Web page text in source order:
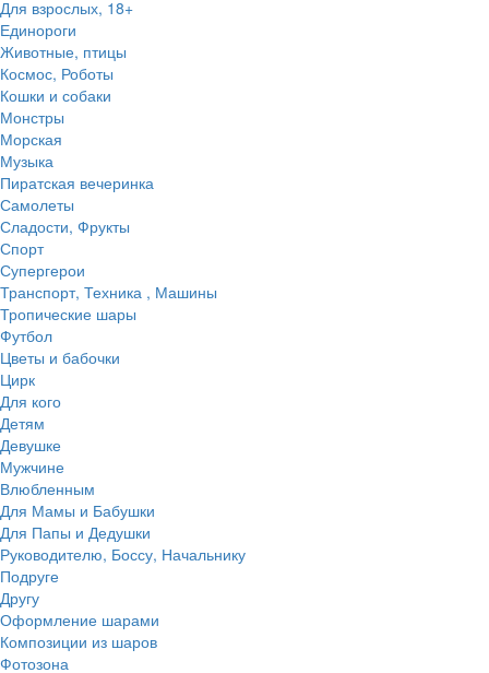
Для взрослых, 18+
Единороги
Животные, птицы
Космос, Роботы
Кошки и собаки
Монстры
Морская
Музыка
Пиратская вечеринка
Самолеты
Сладости, Фрукты
Спорт
Супергерои
Транспорт, Техника , Машины
Тропические шары
Футбол
Цветы и бабочки
Цирк
Для кого
Детям
Девушке
Мужчине
Влюбленным
Для Мамы и Бабушки
Для Папы и Дедушки
Руководителю, Боссу, Начальнику
Подруге
Другу
Оформление шарами
Композиции из шаров
Фотозона